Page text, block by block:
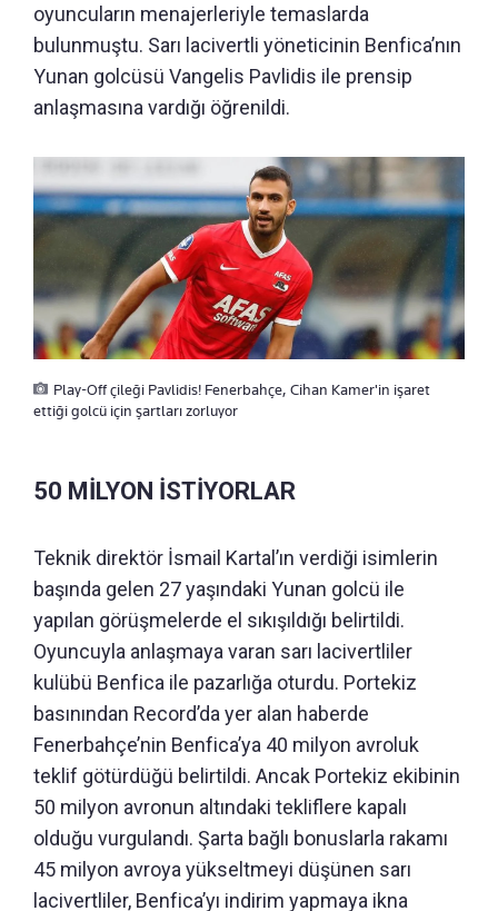
oyuncuların menajerleriyle temaslarda
bulunmuştu. Sarı lacivertli yöneticinin Benfica’nın
Yunan golcüsü Vangelis Pavlidis ile prensip
anlaşmasına vardığı öğrenildi.
Play-Off çileği Pavlidis! Fenerbahçe, Cihan Kamer'in işaret
ettiği golcü için şartları zorluyor
50 MİLYON İSTİYORLAR
Teknik direktör İsmail Kartal’ın verdiği isimlerin
başında gelen 27 yaşındaki Yunan golcü ile
yapılan görüşmelerde el sıkışıldığı belirtildi.
Oyuncuyla anlaşmaya varan sarı lacivertliler
kulübü Benfica ile pazarlığa oturdu. Portekiz
basınından Record’da yer alan haberde
Fenerbahçe’nin Benfica’ya 40 milyon avroluk
teklif götürdüğü belirtildi. Ancak Portekiz ekibinin
50 milyon avronun altındaki tekliflere kapalı
olduğu vurgulandı. Şarta bağlı bonuslarla rakamı
45 milyon avroya yükseltmeyi düşünen sarı
lacivertliler, Benfica’yı indirim yapmaya ikna